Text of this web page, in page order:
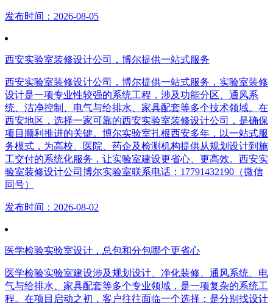
发布时间：2026-08-05
西安实验室装修设计公司，博尔提供一站式服务
西安实验室装修设计公司，博尔提供一站式服务，实验室装修
设计是一项专业性较强的系统工程，涉及功能分区、通风系
统、洁净控制、电气与给排水、家具配套等多个技术领域。在
西安地区，选择一家可靠的西安实验室装修设计公司，是确保
项目顺利推进的关键。博尔实验室扎根西安多年，以一站式服
务模式，为高校、医院、药企及检测机构提供从规划设计到施
工交付的系统化服务，让实验室建设更省心、更高效。西安实
验室装修设计公司博尔实验室联系电话：17791432190（微信
同号）
发布时间：2026-08-02
医学检验实验室设计，总包和分包哪个更省心
医学检验实验室建设涉及规划设计、净化装修、通风系统、电
气与给排水、家具配套等多个专业领域，是一项复杂的系统工
程。在项目启动之初，客户往往面临一个选择：是分别找设计